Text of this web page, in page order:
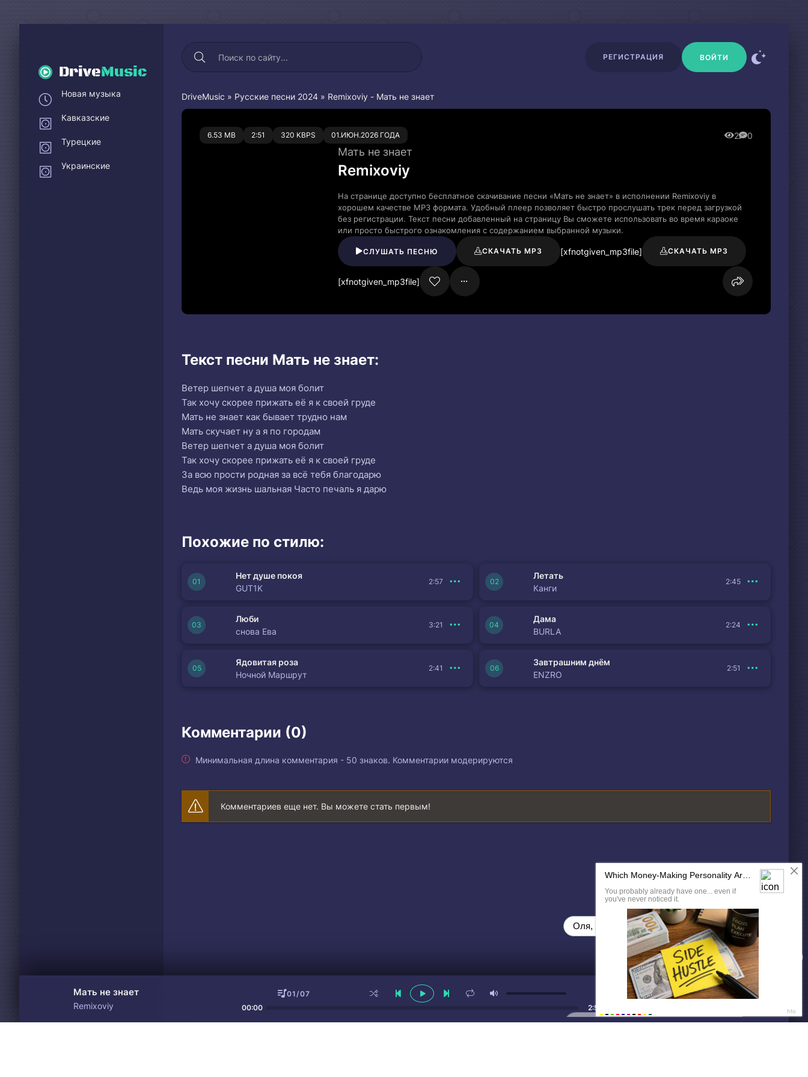
DriveMusic
РЕГИСТРАЦИЯ ВОЙТИ
DriveMusic » Русские песни 2024 » Remixoviy - Мать не знает
6.53 MB 2:51 320 KBPS 01.ИЮН.2026 ГОДА 2 0
0 0
Мать не знает
Remixoviy
На странице доступно бесплатное скачивание песни «Мать не знает» в исполнении Remixoviy в
хорошем качестве MP3 формата. Удобный плеер позволяет быстро прослушать трек перед загрузкой
без регистрации. Текст песни добавленный на страницу Вы сможете использовать во время караоке
или просто быстрого ознакомления с содержанием выбранной музыки.
СЛУШАТЬ ПЕСНЮ СКАЧАТЬ MP3 [xfnotgiven_mp3file] СКАЧАТЬ MP3
[xfnotgiven_mp3file]
Текст песни Мать не знает:
Ветер шепчет а душа моя болит
Так хочу скорее прижать её я к своей груде
Мать не знает как бывает трудно нам
Мать скучает ну а я по городам
Ветер шепчет а душа моя болит
Так хочу скорее прижать её я к своей груде
За всю прости родная за всё тебя благодарю
Ведь моя жизнь шальная Часто печаль я дарю
Похожие по стилю:
Нет душе покоя
GUT1K
2:57
Летать
Канги
2:45
Люби
снова Ева
3:21
Дама
BURLA
2:24
Ядовитая роза
Ночной Маршрут
2:41
Завтрашним днём
ENZRO
2:51
Комментарии (0)
Минимальная длина комментария - 50 знаков. Комментарии модерируются
Комментариев еще нет. Вы можете стать первым!
Новая музыка
Кавказские
Турецкие
Украинские
Мать не знает
Remixoviy
01/07
00:00
2:51
ДАЛЕЕ